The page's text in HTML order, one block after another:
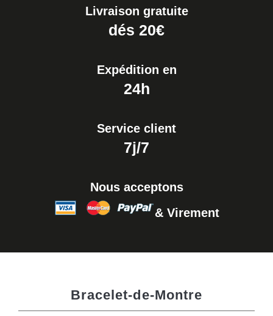
Livraison gratuite
dés 20€
Expédition en
24h
Service client
7j/7
Nous acceptons
& Virement
Bracelet-de-Montre